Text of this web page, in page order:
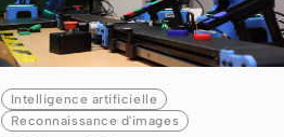
Intelligence artificielle
Reconnaissance d'images